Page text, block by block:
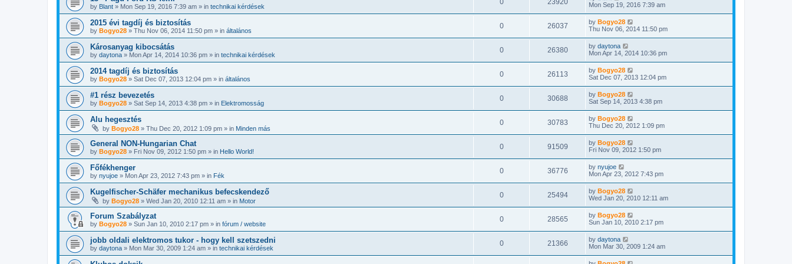
by Blant » Mon Sep 19, 2016 7:39 am » in technikai kérdések
0 23920
Mon Sep 19, 2016 7:39 am
2015 évi tagdíj és biztosítás
by Bogyo28 » Thu Nov 06, 2014 11:50 pm » in általános
0 26037 by Bogyo28
Thu Nov 06, 2014 11:50 pm
Károsanyag kibocsátás
by daytona » Mon Apr 14, 2014 10:36 pm » in technikai kérdések
0 26380 by daytona
Mon Apr 14, 2014 10:36 pm
2014 tagdíj és biztosítás
by Bogyo28 » Sat Dec 07, 2013 12:04 pm » in általános
0 26113 by Bogyo28
Sat Dec 07, 2013 12:04 pm
#1 rész bevezetés
by Bogyo28 » Sat Sep 14, 2013 4:38 pm » in Elektromosság
0 30688 by Bogyo28
Sat Sep 14, 2013 4:38 pm
Alu hegesztés
by Bogyo28 » Thu Dec 20, 2012 1:09 pm » in Minden más
0 30783 by Bogyo28
Thu Dec 20, 2012 1:09 pm
General NON-Hungarian Chat
by Bogyo28 » Fri Nov 09, 2012 1:50 pm » in Hello World!
0 91509 by Bogyo28
Fri Nov 09, 2012 1:50 pm
Főfékhenger
by nyujoe » Mon Apr 23, 2012 7:43 pm » in Fék
0 36776 by nyujoe
Mon Apr 23, 2012 7:43 pm
Kugelfischer-Schäfer mechanikus befecskendező
by Bogyo28 » Wed Jan 20, 2010 12:11 am » in Motor
0 25494 by Bogyo28
Wed Jan 20, 2010 12:11 am
Forum Szabályzat
by Bogyo28 » Sun Jan 10, 2010 2:17 pm » in fórum / website
0 28565 by Bogyo28
Sun Jan 10, 2010 2:17 pm
jobb oldali elektromos tukor - hogy kell szetszedni
by daytona » Mon Mar 30, 2009 1:24 am » in technikai kérdések
0 21366 by daytona
Mon Mar 30, 2009 1:24 am